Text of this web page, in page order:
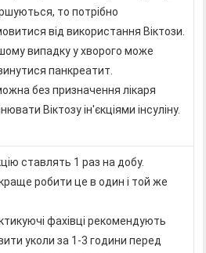
то потрібно
від використання Віктози.
випадку у хворого може
панкреатит.
без призначення лікаря
Віктозу ін'єкціями інсуліну.
ставлять 1 раз на добу.
робити це в один і той же
фахівці рекомендують
уколи за 1-3 години перед